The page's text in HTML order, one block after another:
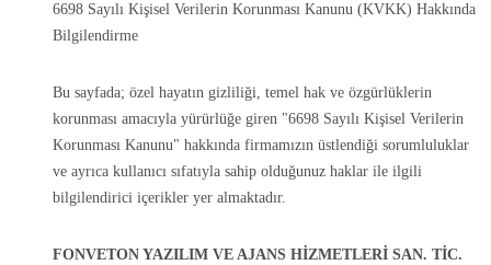
6698 Sayılı Kişisel Verilerin Korunması Kanunu (KVKK) Hakkında
Bilgilendirme
Bu sayfada; özel hayatın gizliliği, temel hak ve özgürlüklerin
korunması amacıyla yürürlüğe giren "6698 Sayılı Kişisel Verilerin
Korunması Kanunu" hakkında firmamızın üstlendiği sorumluluklar
ve ayrıca kullanıcı sıfatıyla sahip olduğunuz haklar ile ilgili
bilgilendirici içerikler yer almaktadır.
FONVETON YAZILIM VE AJANS HİZMETLERİ SAN. TİC.